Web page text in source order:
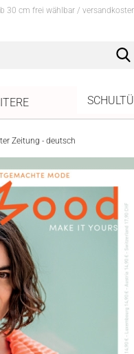
30 cm frei wählbar /
Zeitung - deutsch